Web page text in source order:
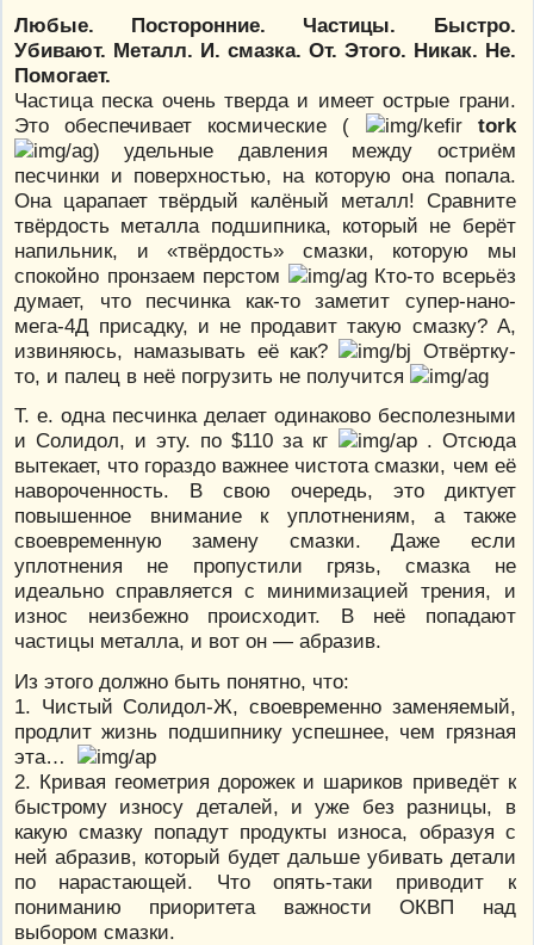
Любые. Посторонние. Частицы. Быстро.
Убивают. Металл. И. смазка. От. Этого. Никак. Не.
Помогает.
Частица песка очень тверда и имеет острые грани.
Это обеспечивает космические (
tork
) удельные давления между остриём
песчинки и поверхностью, на которую она попала.
Она царапает твёрдый калёный металл! Сравните
твёрдость металла подшипника, который не берёт
напильник, и «твёрдость» смазки, которую мы
спокойно пронзаем перстом
Кто-то всерьёз
думает, что песчинка как-то заметит супер-нано-
мега-4Д присадку, и не продавит такую смазку? А,
извиняюсь, намазывать её как?
Отвёртку-
то, и палец в неё погрузить не получится
Т. е. одна песчинка делает одинаково бесполезными
и Солидол, и эту. по $110 за кг
. Отсюда
вытекает, что гораздо важнее чистота смазки, чем её
навороченность. В свою очередь, это диктует
повышенное внимание к уплотнениям, а также
своевременную замену смазки. Даже если
уплотнения не пропустили грязь, смазка не
идеально справляется с минимизацией трения, и
износ неизбежно происходит. В неё попадают
частицы металла, и вот он — абразив.
Из этого должно быть понятно, что:
1. Чистый Солидол-Ж, своевременно заменяемый,
продлит жизнь подшипнику успешнее, чем грязная
эта…
2. Кривая геометрия дорожек и шариков приведёт к
быстрому износу деталей, и уже без разницы, в
какую смазку попадут продукты износа, образуя с
ней абразив, который будет дальше убивать детали
по нарастающей. Что опять-таки приводит к
пониманию приоритета важности ОКВП над
выбором смазки.